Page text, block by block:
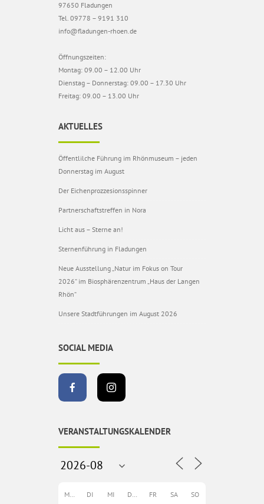
97650 Fladungen
Tel. 09778 – 9191 310
info@fladungen-rhoen.de
Öffnungszeiten:
Montag: 09.00 – 12.00 Uhr
Dienstag – Donnerstag: 09.00 – 17.30 Uhr
Freitag: 09.00 – 13.00 Uhr
AKTUELLES
Öffentlilche Führung im Rhönmuseum – jeden
Donnerstag im August
Der Eichenprozzesionsspinner
Partnerschaftstreffen in Nora
Licht aus – Sterne an!
Sternenführung in Fladungen
Neue Ausstellung „Natur im Fokus on Tour
2026“ im Biosphärenzentrum „Haus der Langen
Rhön“
Unsere Stadtführungen im August 2026
SOCIAL MEDIA
VERANSTALTUNGSKALENDER
MO DI MI DO FR SA SO